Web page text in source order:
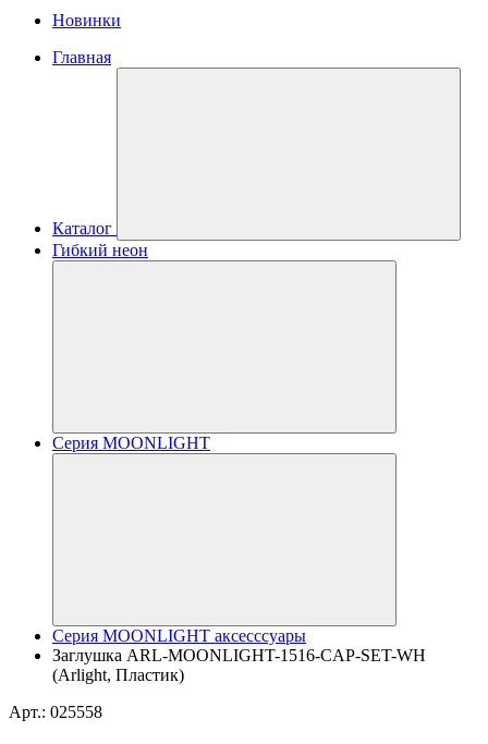
Новинки
Главная
Каталог
Гибкий неон
Серия MOONLIGHT
Серия MOONLIGHT аксесссуары
Заглушка ARL-MOONLIGHT-1516-CAP-SET-WH
(Arlight, Пластик)
Арт.: 025558